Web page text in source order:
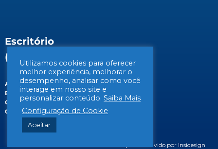
Escritório
(Filial)
Av. Gen. Valdomiro de Lima, 647B
Bairro: Jabaquara
Cidade: São Paulo/SP
CEP: 04344-070
© 2026 BIOSIS Saneamento Ambiental | Desenvolvido por Insidesign
Utilizamos cookies para oferecer
melhor experiência, melhorar o
desempenho, analisar como você
interage em nosso site e
personalizar conteúdo. Saiba Mais
Configuração de Cookie
Aceitar